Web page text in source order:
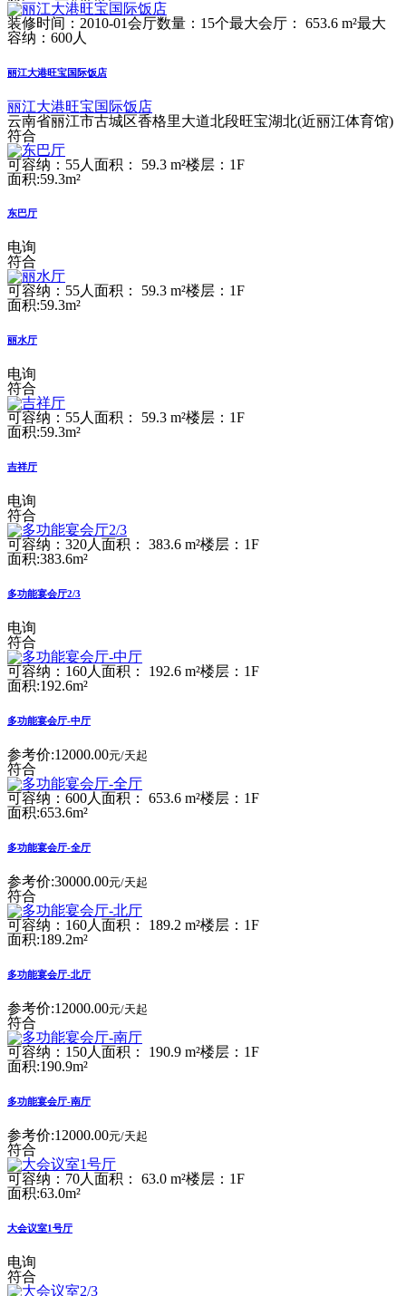
装修时间：2010-01会厅数量：15个最大会厅： 653.6 m²最大
容纳：600人
丽江大港旺宝国际饭店
丽江大港旺宝国际饭店
云南省丽江市古城区香格里大道北段旺宝湖北(近丽江体育馆)
符合
可容纳：55人 面积： 59.3 m²楼层：1F
面积:59.3m²
东巴厅
电询
符合
可容纳：55人面积： 59.3 m²楼层：1F
面积:59.3m²
丽水厅
电询
符合
可容纳：55人 面积： 59.3 m²楼层：1F
面积:59.3m²
吉祥厅
电询
符合
可容纳：320人 面积： 383.6 m²楼层：1F
面积:383.6m²
多功能宴会厅2/3
电询
符合
可容纳：160人 面积： 192.6 m²楼层：1F
面积:192.6m²
多功能宴会厅-中厅
参考价:12000.00元/天起
符合
可容纳：600人 面积： 653.6 m²楼层：1F
面积:653.6m²
多功能宴会厅-全厅
参考价:30000.00元/天起
符合
可容纳：160人 面积： 189.2 m²楼层：1F
面积:189.2m²
多功能宴会厅-北厅
参考价:12000.00元/天起
符合
可容纳：150人 面积： 190.9 m²楼层：1F
面积:190.9m²
多功能宴会厅-南厅
参考价:12000.00元/天起
符合
可容纳：70人 面积： 63.0 m²楼层：1F
面积:63.0m²
大会议室1号厅
电询
符合